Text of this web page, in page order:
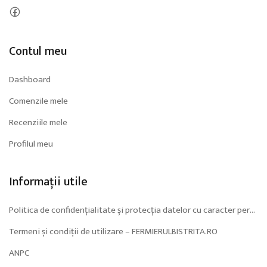
Contul meu
Dashboard
Comenzile mele
Recenziile mele
Profilul meu
Informații utile
Politica de confidențialitate și protecția datelor cu caracter personal (GDPR)
Termeni și condiții de utilizare – FERMIERULBISTRITA.RO
ANPC